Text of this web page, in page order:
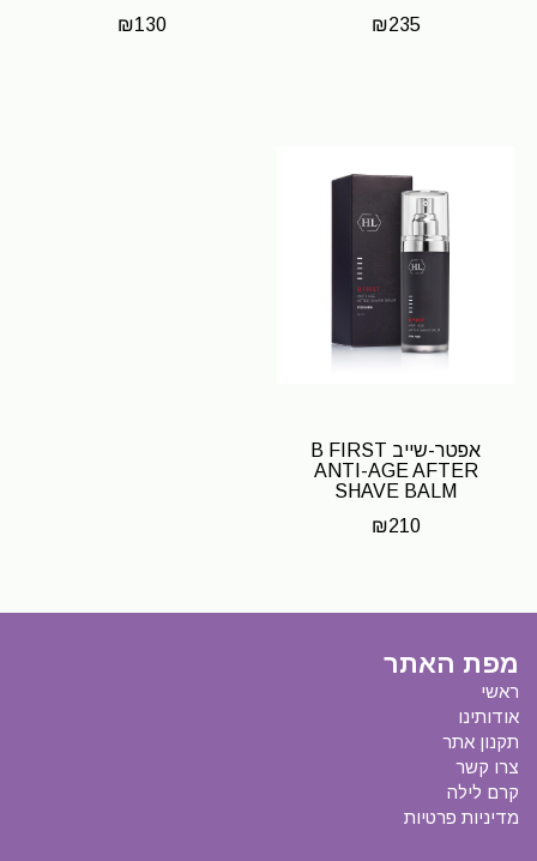
₪235
₪130
אפטר-שייב B FIRST
ANTI-AGE AFTER
SHAVE BALM
₪210
מפת האתר
ראשי
אודותינו
תקנון אתר
צרו קשר
קרם לילה
מדיניות פרטיות